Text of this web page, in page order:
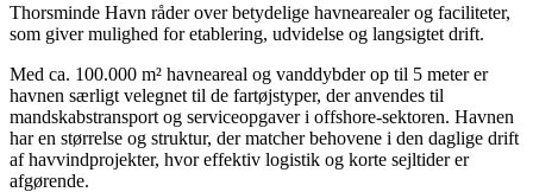
Thorsminde Havn råder over betydelige havnearealer og faciliteter,
som giver mulighed for etablering, udvidelse og langsigtet drift.
Med ca. 100.000 m² havneareal og vanddybder op til 5 meter er
havnen særligt velegnet til de fartøjstyper, der anvendes til
mandskabstransport og serviceopgaver i offshore-sektoren. Havnen
har en størrelse og struktur, der matcher behovene i den daglige drift
af havvindprojekter, hvor effektiv logistik og korte sejltider er
afgørende.